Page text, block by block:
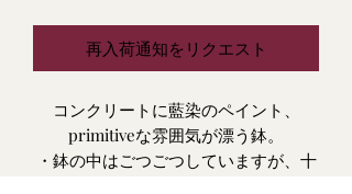
再入荷通知をリクエスト
コンクリートに藍染のペイント、
primitiveな雰囲気が漂う鉢。
・鉢の中はごつごつしていますが、十